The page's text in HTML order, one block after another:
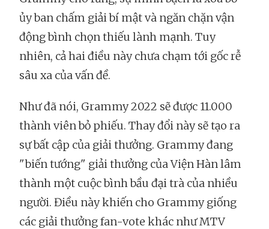
ủy ban chấm giải bí mật và ngăn chặn vận
động bình chọn thiếu lành mạnh. Tuy
nhiên, cả hai điều này chưa chạm tới gốc rễ
sâu xa của vấn đề.
Như đã nói, Grammy 2022 sẽ được 11.000
thành viên bỏ phiếu. Thay đổi này sẽ tạo ra
sự bất cập của giải thưởng. Grammy đang
"biến tướng" giải thưởng của Viện Hàn lâm
thành một cuộc bình bầu đại trà của nhiều
người. Điều này khiến cho Grammy giống
các giải thưởng fan-vote khác như MTV